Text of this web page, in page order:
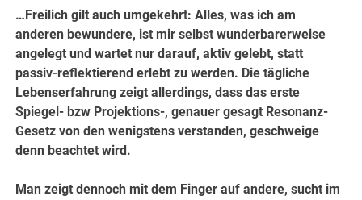
…Freilich gilt auch umgekehrt: Alles, was ich am
anderen bewundere, ist mir selbst wunderbarerweise
angelegt und wartet nur darauf, aktiv gelebt, statt
passiv-reflektierend erlebt zu werden. Die tägliche
Lebenserfahrung zeigt allerdings, dass das erste
Spiegel- bzw Projektions-, genauer gesagt Resonanz-
Gesetz von den wenigstens verstanden, geschweige
denn beachtet wird.
Man zeigt dennoch mit dem Finger auf andere, sucht im